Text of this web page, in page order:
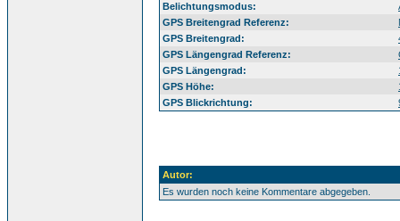
Belichtungsmodus:
GPS Breitengrad Referenz:
GPS Breitengrad:
GPS Längengrad Referenz:
GPS Längengrad:
GPS Höhe:
GPS Blickrichtung:
Autor:
Es wurden noch keine Kommentare abgegeben.